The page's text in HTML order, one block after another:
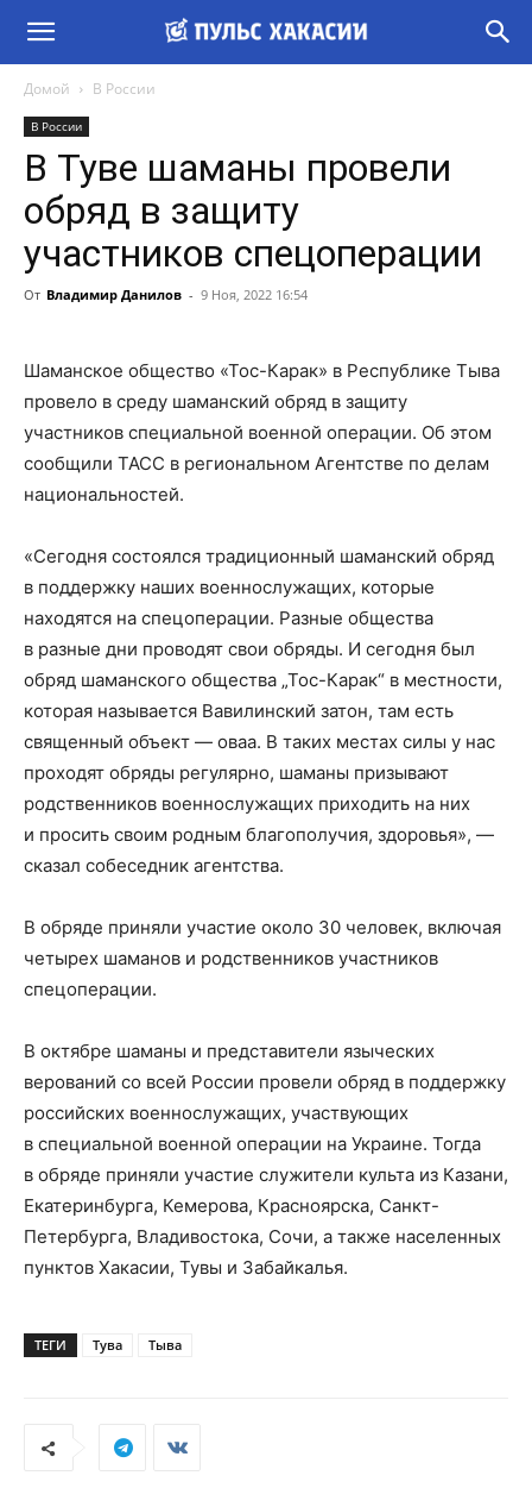
Домой В России
В России
В Туве шаманы провели
обряд в защиту
участников спецоперации
От Владимир Данилов - 9 Ноя, 2022 16:54
Шаманское общество «Тос-Карак» в Республике Тыва
провело в среду шаманский обряд в защиту
участников специальной военной операции. Об этом
сообщили ТАСС в региональном Агентстве по делам
национальностей.
«Сегодня состоялся традиционный шаманский обряд
в поддержку наших военнослужащих, которые
находятся на спецоперации. Разные общества
в разные дни проводят свои обряды. И сегодня был
обряд шаманского общества „Тос-Карак“ в местности,
которая называется Вавилинский затон, там есть
священный объект — оваа. В таких местах силы у нас
проходят обряды регулярно, шаманы призывают
родственников военнослужащих приходить на них
и просить своим родным благополучия, здоровья», —
сказал собеседник агентства.
В обряде приняли участие около 30 человек, включая
четырех шаманов и родственников участников
спецоперации.
В октябре шаманы и представители языческих
верований со всей России провели обряд в поддержку
российских военнослужащих, участвующих
в специальной военной операции на Украине. Тогда
в обряде приняли участие служители культа из Казани,
Екатеринбурга, Кемерова, Красноярска, Санкт-
Петербурга, Владивостока, Сочи, а также населенных
пунктов Хакасии, Тувы и Забайкалья.
ТЕГИ Тува Тыва